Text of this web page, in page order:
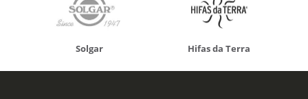
Solgar Hifas da Terra